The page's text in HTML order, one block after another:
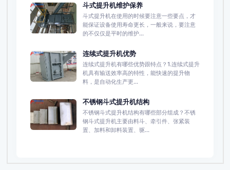
斗式提升机维护保养
斗式提升机在使用的时候要注意一些要点，才
能保证设备使用寿命更长，一般来说，要注意
的不仅仅是平时的维护...
连续式提升机优势
连续式提升机有哪些优势跟特点？1.连续式提升
机具有输送效率高的特性，能快速的提升物
料，是自动化生产更...
不锈钢斗式提升机结构
不锈钢斗式提升机结构有哪些部分组成？不锈
钢斗式提升机主要由料斗、牵引件、张紧装
置、加料和卸料装置、驱...